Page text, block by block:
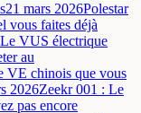
21 mars 2026Polestar
vous faites déjà
VUS électrique
au
VE chinois que vous
2026Zeekr 001 : Le
pas encore